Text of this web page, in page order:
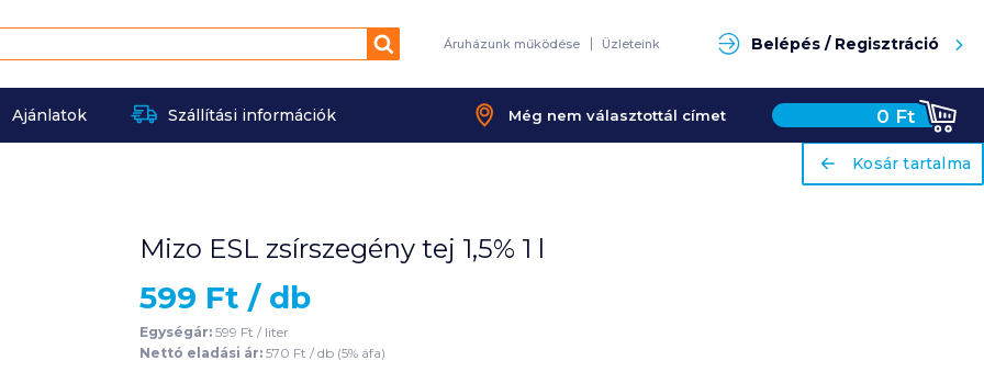
Keresés Áruházunk működése Üzleteink Belépés / Regisztráció
Ajánlatok Szállítási információk Még nem választottál címet 0 Ft
ariaLabel
Kosár tartalma
Mizo ESL zsírszegény tej 1,5% 1 l
599 Ft / db
Egységár: 599 Ft / liter
Nettó eladási ár: 570 Ft / db (5% áfa)